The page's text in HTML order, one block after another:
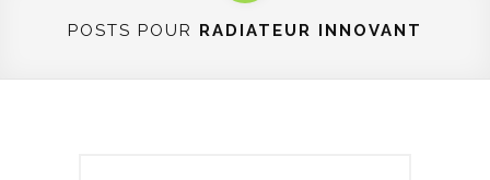
POSTS POUR RADIATEUR INNOVANT